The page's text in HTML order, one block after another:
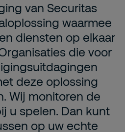
van Securitas
waarmee
diensten op elkaar
die voor
deze oplossing
Wij monitoren de
u spelen. Dan kunt
op uw echte